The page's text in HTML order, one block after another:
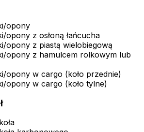
opony
opony z osłoną łańcucha
opony z piastą wielobiegową
opony z hamulcem rolkowym lub
opony w cargo (koło przednie)
opony w cargo (koło tylne)